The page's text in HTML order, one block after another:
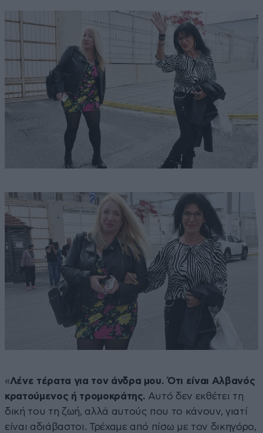
«Λένε τέρατα για τον άνδρα μου. Ότι είναι Αλβανός
κρατούμενος ή τρομοκράτης. Αυτό δεν εκθέτει τη
δική του τη ζωή, αλλά αυτούς που το κάνουν, γιατί
είναι αδιάβαστοι. Τρέχαμε από πίσω με τον δικηγόρο,